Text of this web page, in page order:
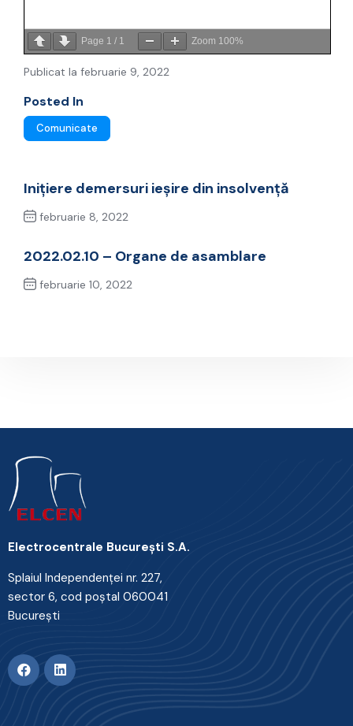
Page 1 / 1 Zoom 100%
Publicat la februarie 9, 2022
Posted In
Comunicate
Inițiere demersuri ieșire din insolvență
februarie 8, 2022
2022.02.10 – Organe de asamblare
februarie 10, 2022
Electrocentrale Bucureşti S.A.
Splaiul Independenţei nr. 227,
sector 6, cod poştal 060041
Bucureşti